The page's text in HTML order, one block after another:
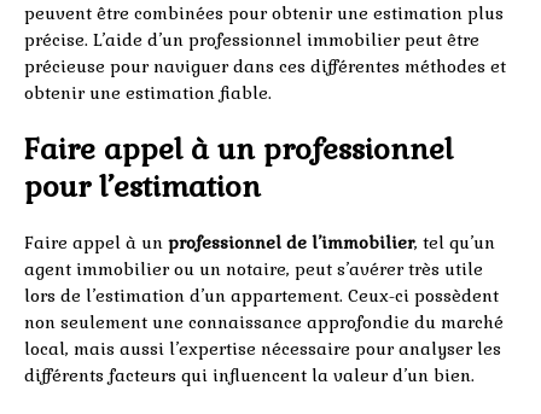
peuvent être combinées pour obtenir une estimation plus
précise. L’aide d’un professionnel immobilier peut être
précieuse pour naviguer dans ces différentes méthodes et
obtenir une estimation fiable.
Faire appel à un professionnel
pour l’estimation
Faire appel à un professionnel de l’immobilier, tel qu’un
agent immobilier ou un notaire, peut s’avérer très utile
lors de l’estimation d’un appartement. Ceux-ci possèdent
non seulement une connaissance approfondie du marché
local, mais aussi l’expertise nécessaire pour analyser les
différents facteurs qui influencent la valeur d’un bien.